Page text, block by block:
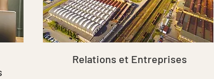
Relations et Entreprises